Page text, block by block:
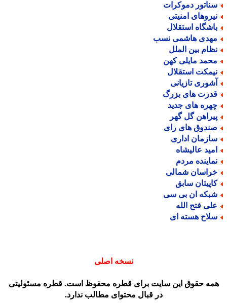
دموکرات
امنیتی
استقلال
هاشمی نسب
بین الملل
مایلی کهن
استقلال
تازیانی
های بزرگ
های جدید
گل گهر
های رای
اداری
عالیشاه
مردم
شمالی
سابق
ان بی سی
فتح الله
هسته ای
نسخه اصلی
حقوق این سایت برای قطره محفوظ است. قطره مسئولیتی
در قبال محتوای مطالب ندارد.